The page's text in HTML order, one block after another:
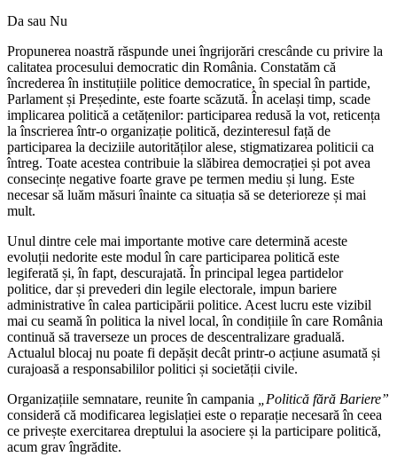
Da sau Nu
Propunerea noastră răspunde unei îngrijorări crescânde cu privire la
calitatea procesului democratic din România. Constatăm că
încrederea în instituțiile politice democratice, în special în partide,
Parlament și Președinte, este foarte scăzută. În același timp, scade
implicarea politică a cetățenilor: participarea redusă la vot, reticența
la înscrierea într-o organizație politică, dezinteresul față de
participarea la deciziile autorităților alese, stigmatizarea politicii ca
întreg. Toate acestea contribuie la slăbirea democrației și pot avea
consecințe negative foarte grave pe termen mediu și lung. Este
necesar să luăm măsuri înainte ca situația să se deterioreze și mai
mult.
Unul dintre cele mai importante motive care determină aceste
evoluții nedorite este modul în care participarea politică este
legiferată și, în fapt, descurajată. În principal legea partidelor
politice, dar și prevederi din legile electorale, impun bariere
administrative în calea participării politice. Acest lucru este vizibil
mai cu seamă în politica la nivel local, în condițiile în care România
continuă să traverseze un proces de descentralizare graduală.
Actualul blocaj nu poate fi depășit decât printr-o acțiune asumată și
curajoasă a responsabililor politici și societății civile.
Organizațiile semnatare, reunite în campania „Politică fără Bariere”
consideră că modificarea legislației este o reparație necesară în ceea
ce privește exercitarea dreptului la asociere și la participare politică,
acum grav îngrădite.